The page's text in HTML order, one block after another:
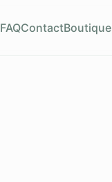
FAQContactBoutique